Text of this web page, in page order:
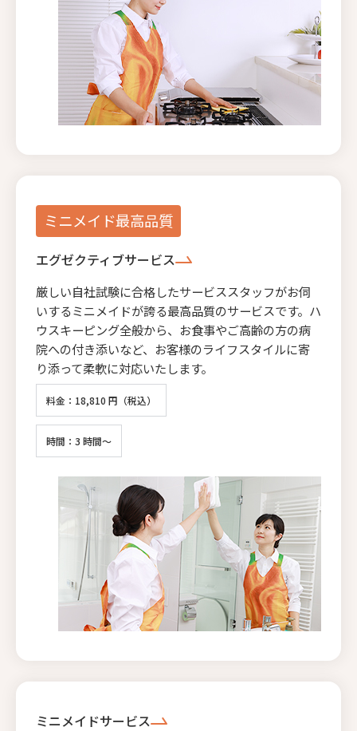
ミニメイド最高品質
エグゼクティブサービス
厳しい自社試験に合格したサービススタッフがお伺
いするミニメイドが誇る最高品質のサービスです。ハ
ウスキーピング全般から、お食事やご高齢の方の病
院への付き添いなど、お客様のライフスタイルに寄
り添って柔軟に対応いたします。
料金：18,810 円（税込）
時間：3 時間～
ミニメイドサービス